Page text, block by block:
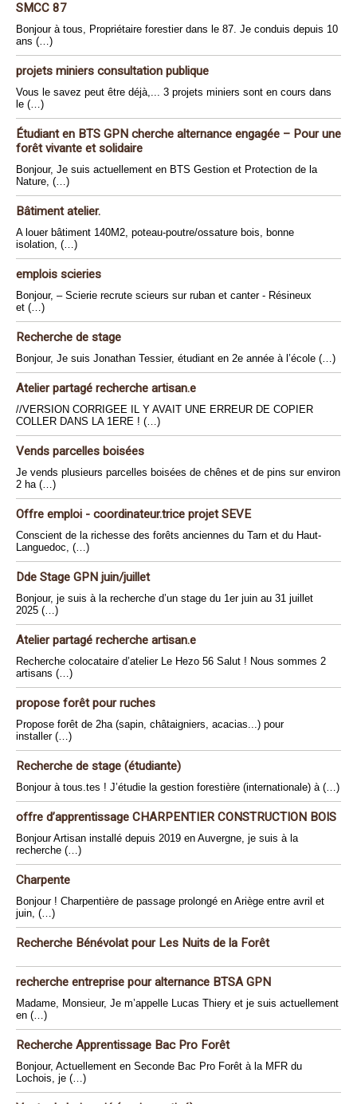
SMCC 87
Bonjour à tous, Propriétaire forestier dans le 87. Je conduis depuis 10
ans (…)
projets miniers consultation publique
Vous le savez peut être déjà,... 3 projets miniers sont en cours dans
le (…)
Étudiant en BTS GPN cherche alternance engagée – Pour une
forêt vivante et solidaire
Bonjour, Je suis actuellement en BTS Gestion et Protection de la
Nature, (…)
Bâtiment atelier.
A louer bâtiment 140M2, poteau-poutre/ossature bois, bonne
isolation, (…)
emplois scieries
Bonjour, – Scierie recrute scieurs sur ruban et canter - Résineux
et (…)
Recherche de stage
Bonjour, Je suis Jonathan Tessier, étudiant en 2e année à l’école (…)
Atelier partagé recherche artisan.e
//VERSION CORRIGEE IL Y AVAIT UNE ERREUR DE COPIER
COLLER DANS LA 1ERE ! (…)
Vends parcelles boisées
Je vends plusieurs parcelles boisées de chênes et de pins sur environ
2 ha (…)
Offre emploi - coordinateur.trice projet SEVE
Conscient de la richesse des forêts anciennes du Tarn et du Haut-
Languedoc, (…)
Dde Stage GPN juin/juillet
Bonjour, je suis à la recherche d’un stage du 1er juin au 31 juillet
2025 (…)
Atelier partagé recherche artisan.e
Recherche colocataire d’atelier Le Hezo 56 Salut ! Nous sommes 2
artisans (…)
propose forêt pour ruches
Propose forêt de 2ha (sapin, châtaigniers, acacias...) pour
installer (…)
Recherche de stage (étudiante)
Bonjour à tous.tes ! J’étudie la gestion forestière (internationale) à (…)
offre d’apprentissage CHARPENTIER CONSTRUCTION BOIS
Bonjour Artisan installé depuis 2019 en Auvergne, je suis à la
recherche (…)
Charpente
Bonjour ! Charpentière de passage prolongé en Ariège entre avril et
juin, (…)
Recherche Bénévolat pour Les Nuits de la Forêt
recherche entreprise pour alternance BTSA GPN
Madame, Monsieur, Je m’appelle Lucas Thiery et je suis actuellement
en (…)
Recherche Apprentissage Bac Pro Forêt
Bonjour, Actuellement en Seconde Bac Pro Forêt à la MFR du
Lochois, je (…)